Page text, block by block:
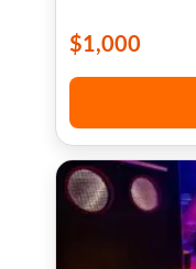
$1,000